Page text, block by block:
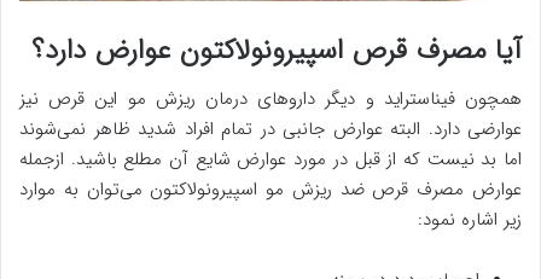
آیا مصرف قرص اسپیرونولاکتون عوارض دارد؟
همچون فیناستراید و دیگر داروهای درمان ریزش مو این قرص نیز
عوارضی دارد. البته عوارض جانبی در تمام افراد شدید ظاهر نمی‌شوند
اما بد نیست که از قبل در مورد عوارض شایع آن مطلع باشید. ازجمله
عوارض مصرف قرص ضد ریزش مو اسپیرونولاکتون می‌توان به موارد
زیر اشاره نمود: